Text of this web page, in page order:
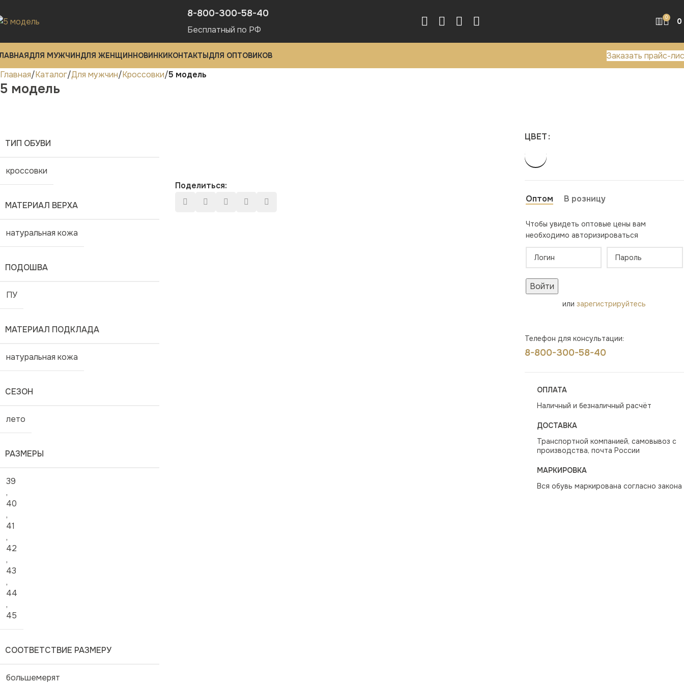
8-800-300-58-40
Бесплатный по РФ
0 0
ДЛЯ МУЖЧИНДЛЯ ЖЕНЩИННОВИНКИКОНТАКТЫДЛЯ ОПТОВИКОВ
Заказать прайс-
Главная Каталог Для мужчин Кроссовки 5 модель
5 модель
ТИП ОБУВИ
кроссовки
МАТЕРИАЛ ВЕРХА
натуральная кожа
ПОДОШВА
ПУ
МАТЕРИАЛ ПОДКЛАДА
натуральная кожа
СЕЗОН
лето
РАЗМЕРЫ
39
,
40
,
41
,
42
,
43
,
44
,
45
СООТВЕТСТВИЕ РАЗМЕРУ
большемерят
Поделиться:
ЦВЕТ
Оптом В розницу
Чтобы увидеть оптовые цены вам
необходимо авторизироваться
Войти
илизарегистрируйтесь
Телефон для консультации:
8-800-300-58-40
ОПЛАТА
Наличный и безналичный расчёт
ДОСТАВКА
Транспортной компанией, самовывоз с
производства, почта России
МАРКИРОВКА
Вся обувь маркирована согласно закона